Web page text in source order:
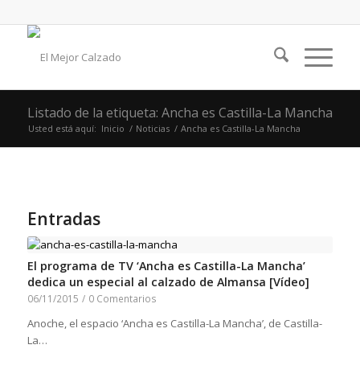
Listado de la etiqueta: Ancha es Castilla-La Mancha
Usted está aquí: Inicio / Noticias / Ancha es Castilla-La Mancha
Entradas
El programa de TV ‘Ancha es Castilla-La Mancha’
dedica un especial al calzado de Almansa [Vídeo]
06/11/2015 / 0 Comentarios
Anoche, el espacio ‘Ancha es Castilla-La Mancha’, de Castilla-
La…